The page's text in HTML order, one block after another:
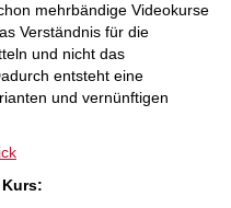
mehrbändige Videokurse
Verständnis für die
und nicht das
entsteht eine
und vernünftigen